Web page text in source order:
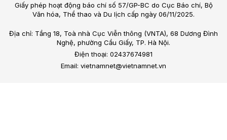
Giấy phép hoạt động báo chí số 57/GP-BC do Cục Báo chí, Bộ
Văn hóa, Thể thao và Du lịch cấp ngày 06/11/2025.
Địa chỉ: Tầng 18, Toà nhà Cục Viễn thông (VNTA), 68 Dương Đình
Nghệ, phường Cầu Giấy, TP. Hà Nội.
Điện thoại: 02437674981
Email: vietnamnet@vietnamnet.vn